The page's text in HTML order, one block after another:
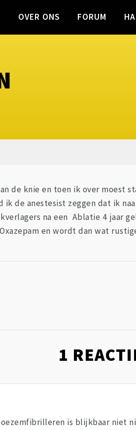
OVER ONS FORUM
de knie en toen ik over
ik de anestesist zeggen dat ik
na een Ablatie 4 jaar
en wordt dan wat
1
is blijkbaar niet